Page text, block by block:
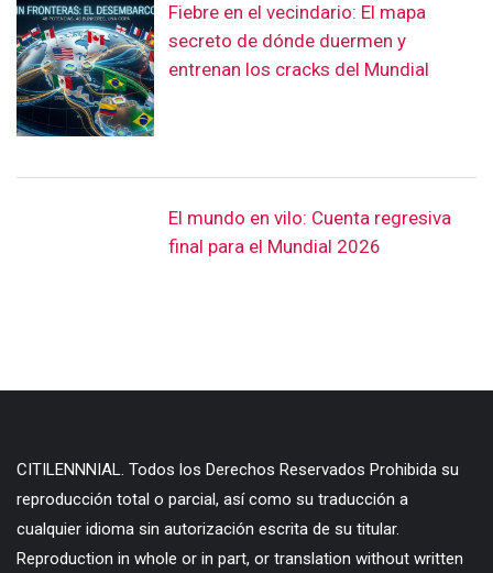
Fiebre en el vecindario: El mapa
secreto de dónde duermen y
entrenan los cracks del Mundial
El mundo en vilo: Cuenta regresiva
final para el Mundial 2026
CITILENNNIAL. Todos los Derechos Reservados Prohibida su
reproducción total o parcial, así como su traducción a
cualquier idioma sin autorización escrita de su titular.
Reproduction in whole or in part, or translation without written